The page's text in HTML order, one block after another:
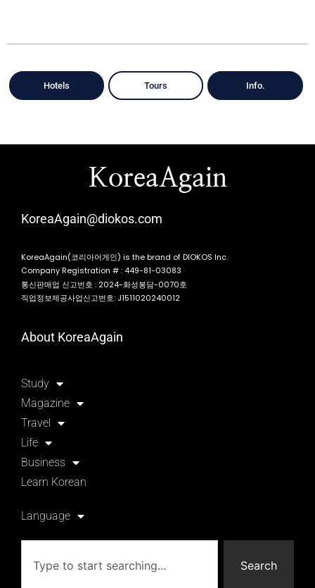
Hotels Tours Info.
KoreaAgain
KoreaAgain@diokos.com
KoreaAgain(코리아어게인) is the brand of DIOKOS Inc.
Company Registration # : 449-81-03083
통신판매업 신고번호 : 2024-화성봉담-0070호
직업정보제공사업신고번호: J1511020240012
About KoreaAgain
Study
Magazine
Travel
Life
Business
Learn Korean
Language
Search